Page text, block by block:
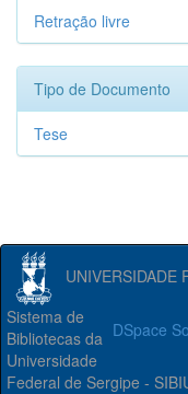
Retração livre
Tipo de Documento
Tese
UNIVERSIDADE
DSpace
Sistema de
Bibliotecas da
Universidade
Federal de Sergipe -